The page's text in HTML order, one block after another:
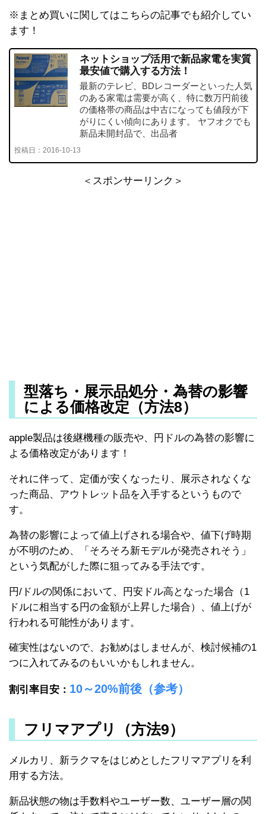
※まとめ買いに関してはこちらの記事でも紹介してい
ます！
ネットショップ活用で新品家電を実質
最安値で購入する方法！
最新のテレビ、BDレコーダーといった人気
のある家電は需要が高く、特に数万円前後
の価格帯の商品は中古になっても値段が下
がりにくい傾向にあります。 ヤフオクでも
新品未開封品で、出品者
投稿日： 2016-10-13
＜スポンサーリンク＞
型落ち・展示品処分・為替の影響
による価格改定（方法8）
apple製品は後継機種の販売や、円ドルの為替の影響に
よる価格改定があります！
それに伴って、定価が安くなったり、展示されなくな
った商品、アウトレット品を入手するというもので
す。
為替の影響によって値上げされる場合や、値下げ時期
が不明のため、「そろそろ新モデルが発売されそう」
という気配がした際に狙ってみる手法です。
円/ドルの関係において、円安ドル高となった場合（1
ドルに相当する円の金額が上昇した場合）、値上げが
行われる可能性があります。
確実性はないので、お勧めはしませんが、検討候補の1
つに入れてみるのもいいかもしれません。
割引率目安： 10～20%前後（参考）
フリマアプリ（方法9）
メルカリ、新ラクマをはじめとしたフリマアプリを利
用する方法。
新品状態の物は手数料やユーザー数、ユーザー層の関